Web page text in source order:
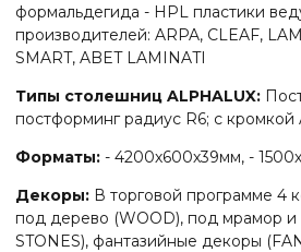
формальдегида - HPL пластики
производителей: ARPA, CLEAF,
SMART, ABET LAMINATI
Типы столешниц ALPHALUX:
постформинг радиус R6; с кромкой
Форматы: - 4200х600х39мм, -
Декоры: В торговой программе 4
под дерево (WOOD), под мрамор
STONES), фантазийные декоры